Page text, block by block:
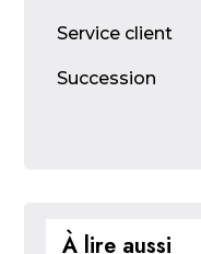
Service client
Succession
À lire aussi